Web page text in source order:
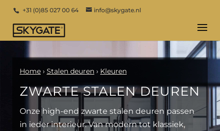
+31 (0)85 027 00 64 info@skygate.nl
Home › Stalen deuren › Kleuren
ZWARTE STALEN DEUREN
Onze high-end zwarte stalen deuren passen
in ieder interieur. Van modern tot klassiek,